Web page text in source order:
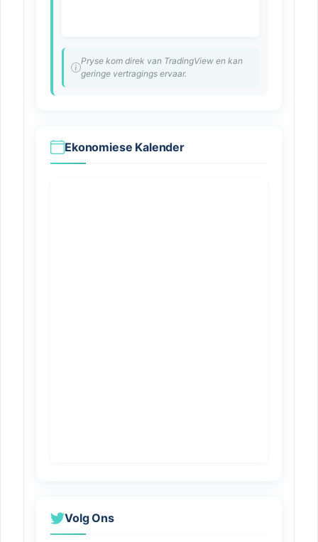
Pryse kom direk van TradingView en kan
geringe vertragings ervaar.
Ekonomiese Kalender
Volg Ons